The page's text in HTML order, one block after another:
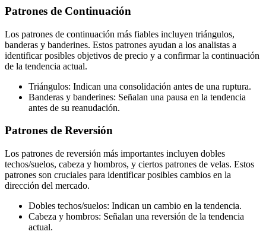
Patrones de Continuación
Los patrones de continuación más fiables incluyen triángulos,
banderas y banderines. Estos patrones ayudan a los analistas a
identificar posibles objetivos de precio y a confirmar la continuación
de la tendencia actual.
Triángulos: Indican una consolidación antes de una ruptura.
Banderas y banderines: Señalan una pausa en la tendencia
antes de su reanudación.
Patrones de Reversión
Los patrones de reversión más importantes incluyen dobles
techos/suelos, cabeza y hombros, y ciertos patrones de velas. Estos
patrones son cruciales para identificar posibles cambios en la
dirección del mercado.
Dobles techos/suelos: Indican un cambio en la tendencia.
Cabeza y hombros: Señalan una reversión de la tendencia
actual.